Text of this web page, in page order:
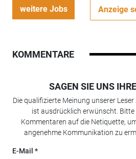
weitere Jobs Anzeige
KOMMENTARE
SAGEN SIE UNS
Die qualifizierte Meinung unserer
ist ausdrücklich erwünscht. Bitte
Kommentaren auf die Netiquette,
angenehme Kommunikation zu
E-Mail